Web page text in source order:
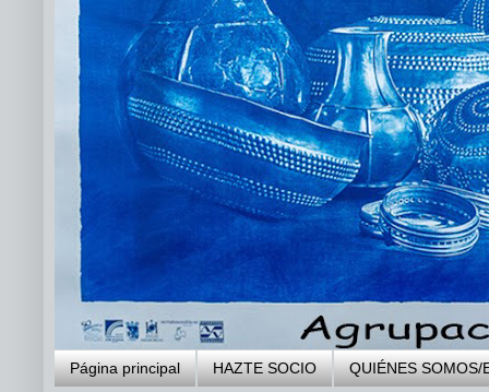
Página principal HAZTE SOCIO QUIÉNES SOMOS/